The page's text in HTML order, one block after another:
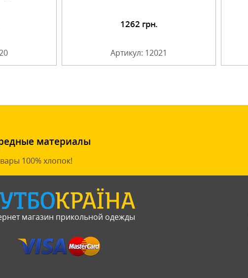
1262 грн.
Артикул: 12021
Подробнее
материалы
100% хлопок!
магазин прикольной одежды